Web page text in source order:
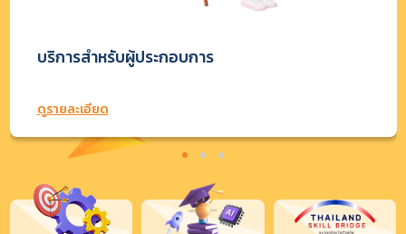
บริการสำหรับผู้ประกอบการ
ดูรายละเอียด